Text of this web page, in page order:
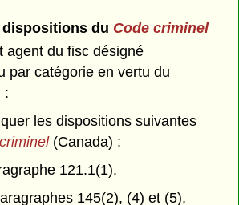
du Code criminel
agent du fisc désigné
par catégorie en vertu du
:
les dispositions suivantes
(Canada) :
121.1(1),
145(2), (4) et (5),